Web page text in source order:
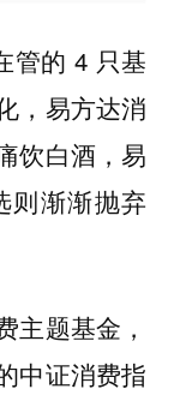
管的 4 只基
，易方达消
饮白酒，易
则渐渐抛弃
主题基金，
中证消费指